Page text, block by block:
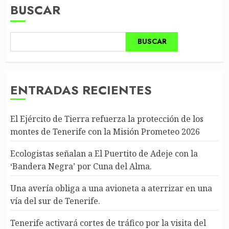
BUSCAR
BUSCAR
ENTRADAS RECIENTES
El Ejército de Tierra refuerza la protección de los
montes de Tenerife con la Misión Prometeo 2026
Ecologistas señalan a El Puertito de Adeje con la
‘Bandera Negra’ por Cuna del Alma.
Una avería obliga a una avioneta a aterrizar en una
vía del sur de Tenerife.
Tenerife activará cortes de tráfico por la visita del